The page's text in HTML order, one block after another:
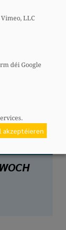
LLC
déi Google
akzeptéieren